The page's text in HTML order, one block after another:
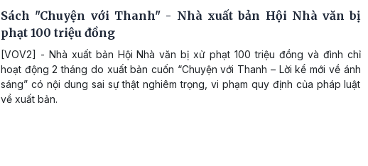
Sách "Chuyện với Thanh" - Nhà xuất bản Hội Nhà văn bị
phạt 100 triệu đồng
[VOV2] - Nhà xuất bản Hội Nhà văn bị xử phạt 100 triệu đồng và đình chỉ
hoạt động 2 tháng do xuất bản cuốn “Chuyện với Thanh – Lời kể mới về ánh
sáng” có nội dung sai sự thật nghiêm trọng, vi phạm quy định của pháp luật
về xuất bản.